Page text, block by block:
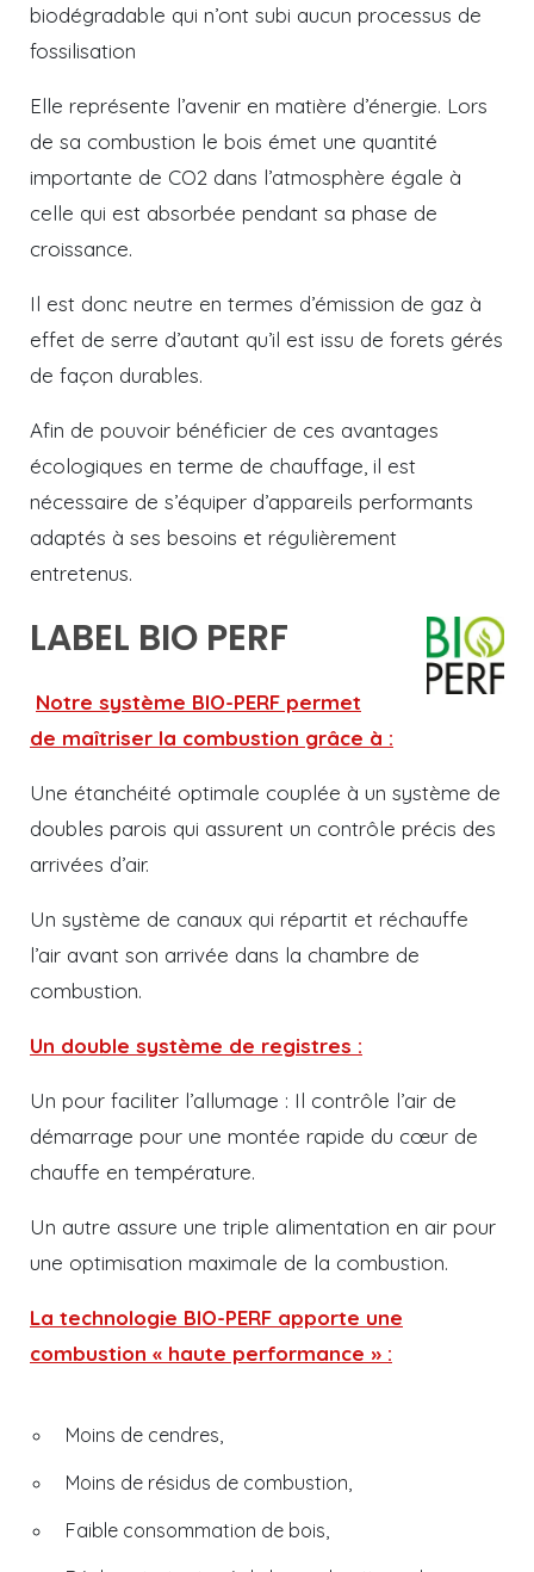
biodégradable qui n’ont subi aucun processus de
fossilisation
Elle représente l’avenir en matière d’énergie. Lors
de sa combustion le bois émet une quantité
importante de CO2 dans l’atmosphère égale à
celle qui est absorbée pendant sa phase de
croissance.
Il est donc neutre en termes d’émission de gaz à
effet de serre d’autant qu’il est issu de forets gérés
de façon durables.
Afin de pouvoir bénéficier de ces avantages
écologiques en terme de chauffage, il est
nécessaire de s’équiper d’appareils performants
adaptés à ses besoins et régulièrement
entretenus.
LABEL BIO PERF
Notre système BIO-PERF permet
de maîtriser la combustion grâce à :
Une étanchéité optimale couplée à un système de
doubles parois qui assurent un contrôle précis des
arrivées d’air.
Un système de canaux qui répartit et réchauffe
l’air avant son arrivée dans la chambre de
combustion.
Un double système de registres :
Un pour faciliter l’allumage : Il contrôle l’air de
démarrage pour une montée rapide du cœur de
chauffe en température.
Un autre assure une triple alimentation en air pour
une optimisation maximale de la combustion.
La technologie BIO-PERF apporte une
combustion « haute performance » :
Moins de cendres,
Moins de résidus de combustion,
Faible consommation de bois,